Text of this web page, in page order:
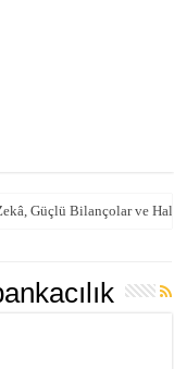
Güçlü Bilançolar ve